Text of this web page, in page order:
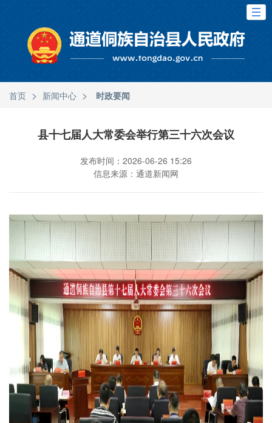
首页 > 新闻中心 > 时政要闻
县十七届人大常委会举行第三十六次会议
发布时间：2026-06-26 15:26
信息来源：通道新闻网